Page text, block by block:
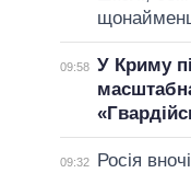
09:58 У Криму
09:32
Росія